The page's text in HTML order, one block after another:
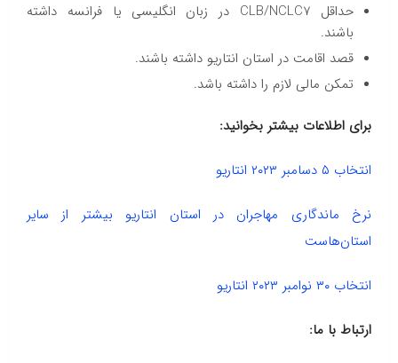
حداقل CLB/NCLC7 در زبان انگلیسی یا فرانسه داشته
باشند.
قصد اقامت در استان انتاریو داشته باشند.
تمکن مالی لازم را داشته باشد.
برای اطلاعات بیشتر بخوانید:
انتخاب ۵ دسامبر ۲۰۲۳ انتاریو
نرخ ماندگاری مهاجران در استان انتاریو بیشتر از سایر
استان‌هاست
انتخاب ۳۰ نوامبر ۲۰۲۳ انتاریو
ارتباط با ما: